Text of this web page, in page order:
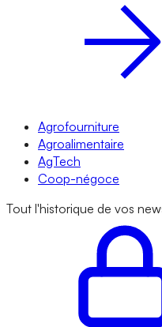
Agrofourniture
Agroalimentaire
AgTech
Coop-négoce
Tout l'historique de vos